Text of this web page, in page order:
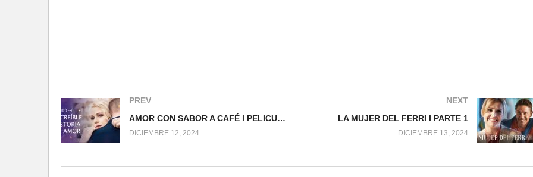
PREV
AMOR CON SABOR A CAFÉ l PELICULA COMPLETA
DICIEMBRE 12, 2024
NEXT
LA MUJER DEL FERRI l PARTE 1
DICIEMBRE 13, 2024